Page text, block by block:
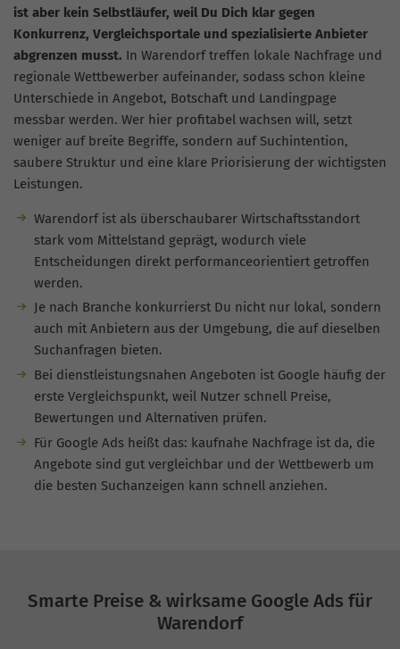
ist aber kein Selbstläufer, weil Du Dich klar gegen
Konkurrenz, Vergleichsportale und spezialisierte Anbieter
abgrenzen musst. In Warendorf treffen lokale Nachfrage und
regionale Wettbewerber aufeinander, sodass schon kleine
Unterschiede in Angebot, Botschaft und Landingpage
messbar werden. Wer hier profitabel wachsen will, setzt
weniger auf breite Begriffe, sondern auf Suchintention,
saubere Struktur und eine klare Priorisierung der wichtigsten
Leistungen.
Warendorf ist als überschaubarer Wirtschaftsstandort
stark vom Mittelstand geprägt, wodurch viele
Entscheidungen direkt performanceorientiert getroffen
werden.
Je nach Branche konkurrierst Du nicht nur lokal, sondern
auch mit Anbietern aus der Umgebung, die auf dieselben
Suchanfragen bieten.
Bei dienstleistungsnahen Angeboten ist Google häufig der
erste Vergleichspunkt, weil Nutzer schnell Preise,
Bewertungen und Alternativen prüfen.
Für Google Ads heißt das: kaufnahe Nachfrage ist da, die
Angebote sind gut vergleichbar und der Wettbewerb um
die besten Suchanzeigen kann schnell anziehen.
Smarte Preise & wirksame Google Ads für
Warendorf